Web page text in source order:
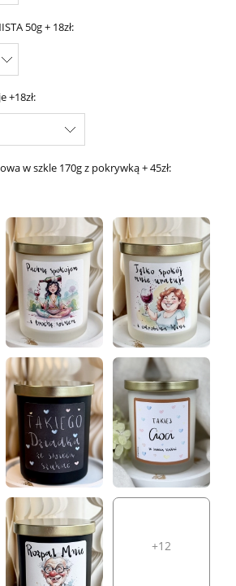
50g + 18zł:
+18zł:
w szkle 170g z pokrywką + 45zł:
+12